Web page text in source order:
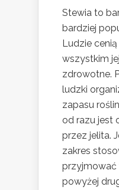
Stewia to
bardziej
Ludzie
wszystkim
zdrowotne.
ludzki
zapasu
od razu jest
przez jelita.
zakres
przyjmować
powyżej